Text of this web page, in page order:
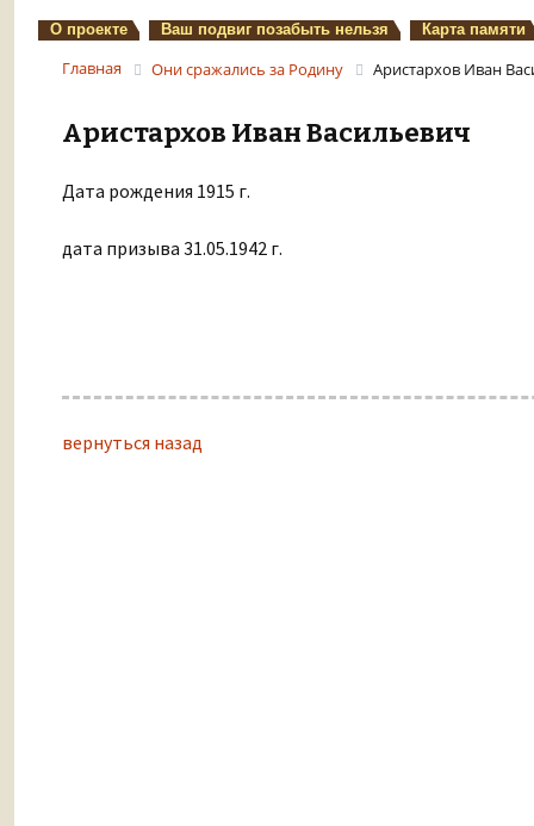
О проекте Ваш подвиг позабыть нельзя Карта памяти
Главная Они сражались за Родину Аристархов Иван
Аристархов Иван Васильевич
Дата рождения 1915 г.
дата призыва 31.05.1942 г.
вернуться назад